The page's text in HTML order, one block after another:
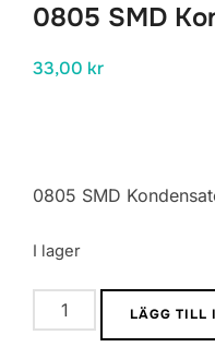
0805 SMD
33,00 kr
0805 SMD
I lager
0805
SMD
LÄGG TILL